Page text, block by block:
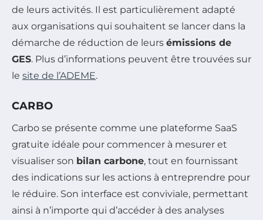
de leurs activités. Il est particulièrement adapté
aux organisations qui souhaitent se lancer dans la
démarche de réduction de leurs émissions de
GES. Plus d’informations peuvent être trouvées sur
le site de l’ADEME.
CARBO
Carbo se présente comme une plateforme SaaS
gratuite idéale pour commencer à mesurer et
visualiser son bilan carbone, tout en fournissant
des indications sur les actions à entreprendre pour
le réduire. Son interface est conviviale, permettant
ainsi à n’importe qui d’accéder à des analyses